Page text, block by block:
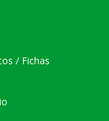
/ Fichas